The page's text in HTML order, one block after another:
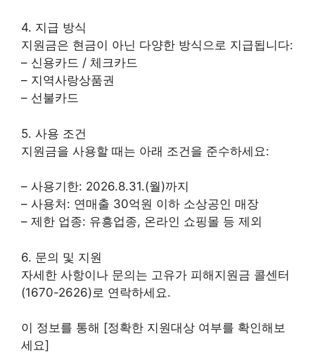
4. 지급 방식
지원금은 현금이 아닌 다양한 방식으로 지급됩니다:
– 신용카드 / 체크카드
– 지역사랑상품권
– 선불카드
5. 사용 조건
지원금을 사용할 때는 아래 조건을 준수하세요:
– 사용기한: 2026.8.31.(월)까지
– 사용처: 연매출 30억원 이하 소상공인 매장
– 제한 업종: 유흥업종, 온라인 쇼핑몰 등 제외
6. 문의 및 지원
자세한 사항이나 문의는 고유가 피해지원금 콜센터
(1670-2626)로 연락하세요.
이 정보를 통해 [정확한 지원대상 여부를 확인해보
세요]